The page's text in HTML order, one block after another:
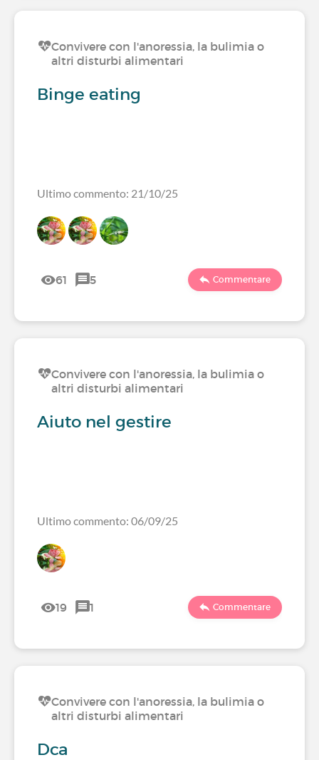
Convivere con l'anoressia, la bulimia o
altri disturbi alimentari
Binge eating
Ultimo commento: 21/10/25
61 5 Commentare
Convivere con l'anoressia, la bulimia o
altri disturbi alimentari
Aiuto nel gestire
Ultimo commento: 06/09/25
19 1 Commentare
Convivere con l'anoressia, la bulimia o
altri disturbi alimentari
Dca